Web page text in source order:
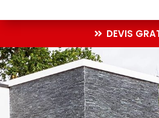
DEVIS